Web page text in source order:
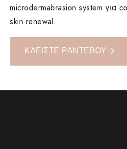
microdermabrasion system για
skin renewal.
ΚΛΕΙΣΤΕ ΡΑΝΤΕΒΟΥ